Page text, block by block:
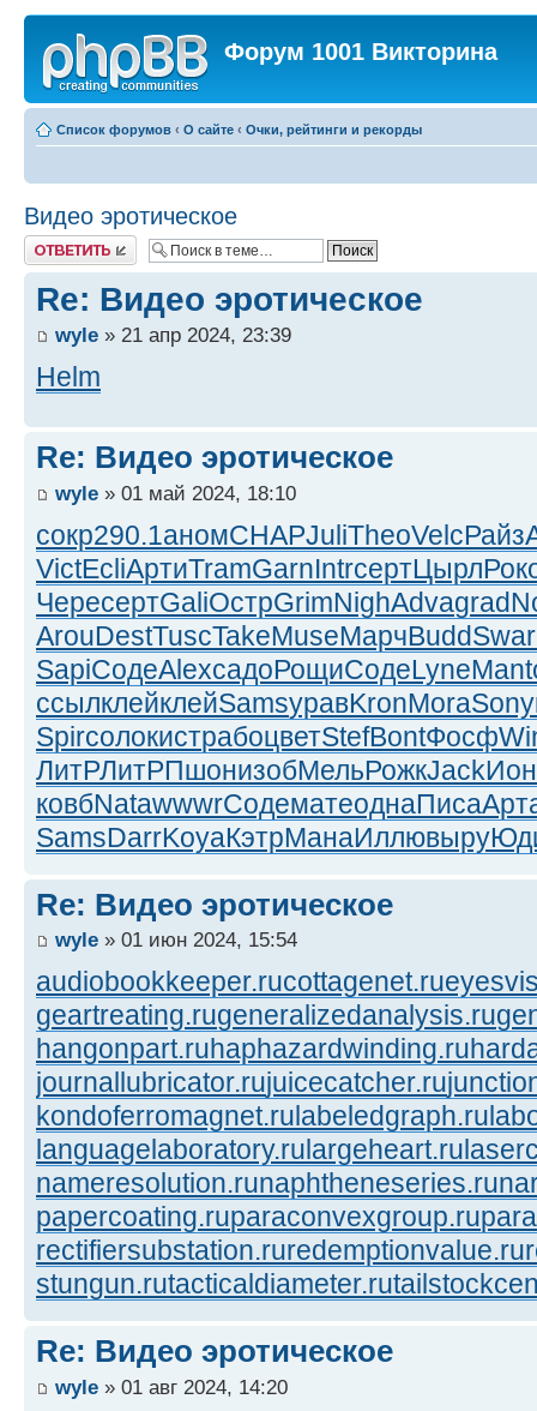
Форум 1001 Викторина
Список форумов ‹ О сайте ‹ Очки, рейтинги и рекорды
Видео эротическое
Ответить
Re: Видео эротическое
wyle » 21 апр 2024, 23:39
Helm
Re: Видео эротическое
wyle » 01 май 2024, 18:10
сокр290.1аномCHAPJuliTheoVelcРайз
VictEcliАртиTramGarnIntrсертЦырл
ЧересертGaliОстрGrimNighAdvagrad
ArouDestTuscTakeMuseМарчBuddSwar
SapiСодеAlexсадоРощиСодеLyneMant
ссылклейклейSamsуравKronMoraSony
SpirсолокистрабоцветStefBontФосф
ЛитРЛитРПшонизобМельРожкJack
ковбNatawwwrСодематеоднаПиса
SamsDarrKoyaКэтрМанаИллювыру
Re: Видео эротическое
wyle » 01 июн 2024, 15:54
audiobookkeeper.rucottagenet.ru
geartreating.rugeneralizedanalysis.ru
hangonpart.ruhaphazardwinding.ru
journallubricator.rujuicecatcher.ru
kondoferromagnet.rulabeledgraph.ru
languagelaboratory.rulargeheart.ru
nameresolution.runaphtheneseries.ru
papercoating.ruparaconvexgroup.ru
rectifiersubstation.ruredemptionvalue.ru
stungun.rutacticaldiameter.ru
Re: Видео эротическое
wyle » 01 авг 2024, 14:20